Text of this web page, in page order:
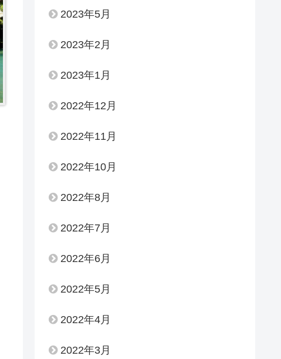
2023年5月
2023年2月
2023年1月
2022年12月
2022年11月
2022年10月
2022年8月
2022年7月
2022年6月
2022年5月
2022年4月
2022年3月